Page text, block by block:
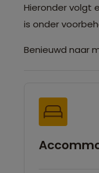
Hieronder volgt
is onder
Benieuwd naar